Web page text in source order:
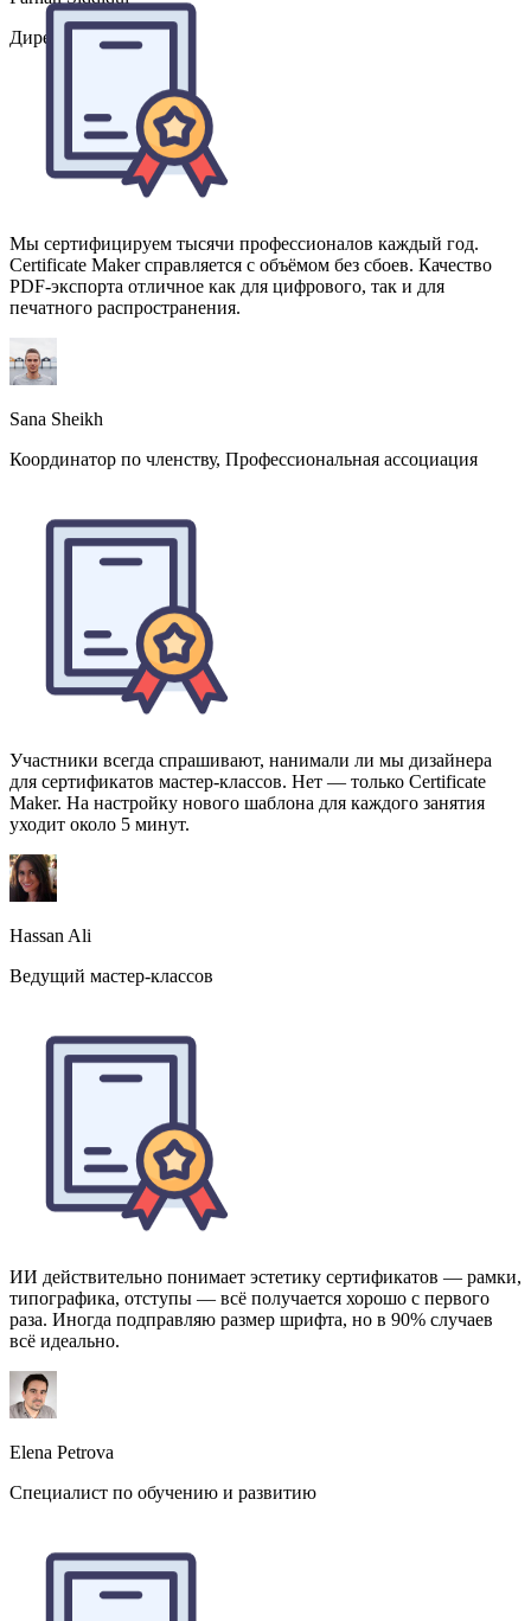
Certificate Maker справляется с объёмом без сбоев. Качество
PDF-экспорта отличное как для цифрового, так и для
печатного распространения.
Sana Sheikh
Координатор по членству, Профессиональная ассоциация
для сертификатов мастер-классов. Нет — только Certificate
Maker. На настройку нового шаблона для каждого занятия
уходит около 5 минут.
Hassan Ali
Ведущий мастер-классов
типографика, отступы — всё получается хорошо с первого
раза. Иногда подправляю размер шрифта, но в 90% случаев
всё идеально.
Elena Petrova
Специалист по обучению и развитию